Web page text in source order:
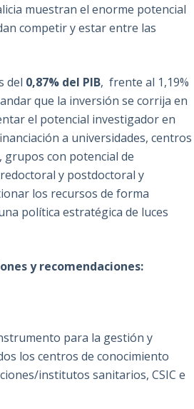
muestran el enorme potencial
competir y estar entre las
del 0,87% del PIB, frente al 1,19%
que la inversión se corrija en
el potencial investigador en
a universidades, centros
grupos con potencial de
y postdoctoral y
los recursos de forma
política estratégica de luces
y recomendaciones:
para la gestión y
los centros de conocimiento
institutos sanitarios, CSIC e